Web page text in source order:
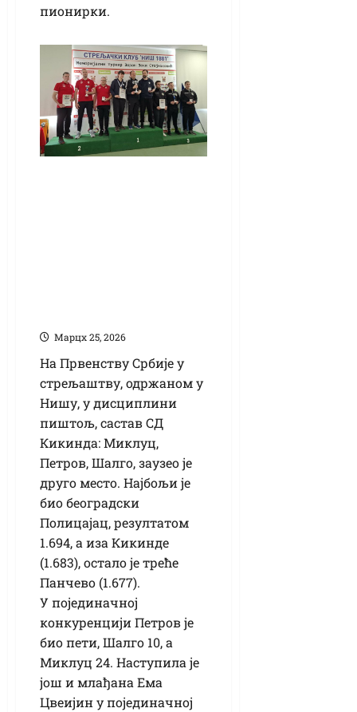
пионирки.
Марцх 25, 2026
На Првенству Србије у
стрељаштву, одржаном у
Нишу, у дисциплини
пиштољ, састав СД
Кикинда: Миклуц,
Петров, Шалго, заузео је
друго место. Најбољи је
био београдски
Полицајац, резултатом
1.694, а иза Кикинде
(1.683), остало је треће
Панчево (1.677).
У појединачној
конкуренцији Петров је
био пети, Шалго 10, а
Миклуц 24. Наступила је
још и млађана Ема
Цвеијин у појединачној